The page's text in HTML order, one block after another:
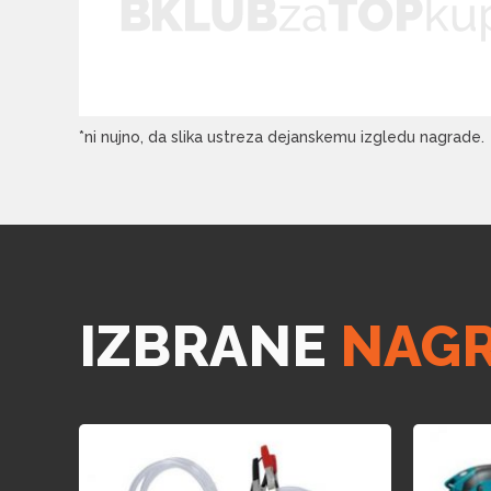
*ni nujno, da slika ustreza dejanskemu izgledu nagrade.
IZBRANE